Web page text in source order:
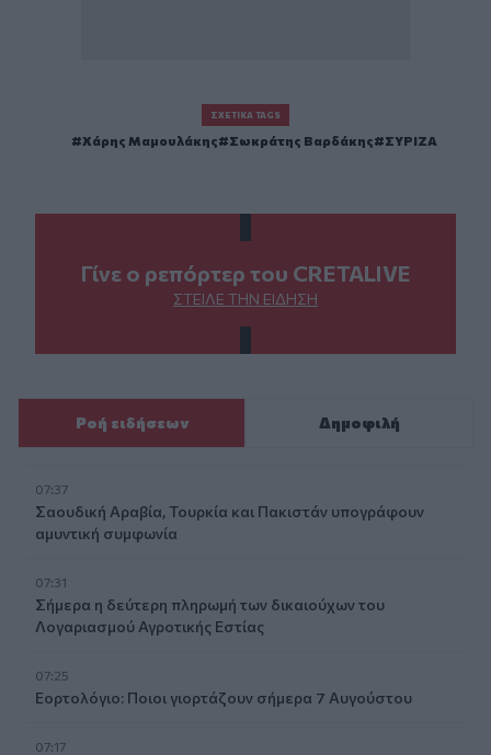
ΣΧΕΤΙΚΆ TAGS
Χάρης Μαμουλάκης Σωκράτης Βαρδάκης ΣΥΡΙΖΑ
Γίνε ο ρεπόρτερ του CRETALIVE
ΣΤΕΊΛΕ ΤΗΝ ΕΊΔΗΣΗ
Ροή ειδήσεων Δημοφιλή
07:37
Σαουδική Αραβία, Τουρκία και Πακιστάν υπογράφουν
αμυντική συμφωνία
07:31
Σήμερα η δεύτερη πληρωμή των δικαιούχων του
Λογαριασμού Αγροτικής Εστίας
07:25
Εορτολόγιο: Ποιοι γιορτάζουν σήμερα 7 Αυγούστου
07:17